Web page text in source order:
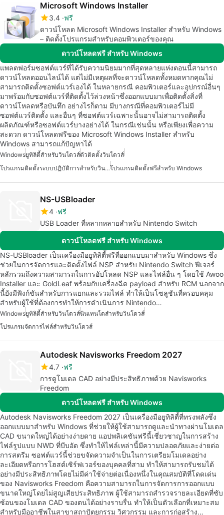
Microsoft Windows Installer
3.4 ฟรี
ดาวน์โหลด Microsoft Windows Installer สำหรับ Windows
– ติดตั้งโปรแกรมสำหรับคอมพิวเตอร์ของคุณ
ดาวน์โหลดฟรี สำหรับ Windows
แพลตฟอร์มซอฟต์แวร์ที่ได้รับความนิยมมากที่สุดหลายแห่งตอนนี้สามารถ
ดาวน์โหลดออนไลน์ได้ แต่ไม่มีเหตุผลที่จะดาวน์โหลดทั้งหมดหากคุณไม่
สามารถติดตั้งซอฟต์แวร์เองได้ ในหลายกรณี คอมพิวเตอร์และอุปกรณ์อื่นๆ
มาพร้อมกับซอฟต์แวร์ที่ติดตั้งไว้ล่วงหน้าซึ่งออกแบบมาเพื่อติดตั้งสิ่งที่
ดาวน์โหลดหรือบันทึก อย่างไรก็ตาม มีบางกรณีที่คอมพิวเตอร์ไม่มี
ซอฟต์แวร์ติดตั้ง และอื่นๆ ที่ซอฟต์แวร์เฉพาะนั้นอาจไม่สามารถติดตั้ง
ผลิตภัณฑ์หรือซอฟต์แวร์บางอย่างได้ ในกรณีเช่นนั้น หรือเพียงเพื่อความ
สะดวก ดาวน์โหลดฟรีของ Microsoft Windows Installer สำหรับ
Windows สามารถแก้ปัญหาได้
Windowsยูทิลิตี้สำหรับวินโดวส์ตัวติดตั้งวินโดวส์
โปรแกรมติดตั้งระบบปฏิบัติการสำหรับวินโดวส์โปรแกรมติดตั้งฟรีสำหรับ Windows
NS-USBloader
4 ฟรี
USB Loader ที่หลากหลายสำหรับ Nintendo Switch
ดาวน์โหลดฟรี สำหรับ Windows
NS-USBloader เป็นเครื่องมือยูทิลิตี้ฟรีที่ออกแบบมาสำหรับ Windows ซึ่ง
ช่วยในการจัดการและติดตั้งไฟล์ NSP สำหรับ Nintendo Switch ฟีเจอร์
หลักรวมถึงความสามารถในการอัปโหลด NSP และไฟล์อื่น ๆ โดยใช้ Awoo
Installer และ GoldLeaf พร้อมกับเครื่องฉีด payload สำหรับ RCM นอกจาก
นี้ยังมีฟังก์ชันสำหรับการแยกและรวมไฟล์ ทำให้เป็นโซลูชันที่ครอบคลุม
สำหรับผู้ใช้ที่ต้องการทำให้การดำเนินการ Nintendo…
Windowsยูทิลิตี้สำหรับวินโดวส์นินเทนโดสำหรับวินโดวส์
โปรแกรมจัดการไฟล์สำหรับวินโดวส์
Autodesk Navisworks Freedom 2027
4.7 ฟรี
การดูโมเดล CAD อย่างมีประสิทธิภาพด้วย Navisworks
Freedom
ดาวน์โหลดฟรี สำหรับ Windows
Autodesk Navisworks Freedom 2027 เป็นเครื่องมือยูทิลิตี้ที่ทรงพลังซึ่ง
ออกแบบมาสำหรับ Windows ที่ช่วยให้ผู้ใช้สามารถดูและนำทางผ่านโมเดล
CAD ขนาดใหญ่ได้อย่างง่ายดาย แอปพลิเคชันฟรีนี้เชี่ยวชาญในการสร้าง
ไฟล์รูปแบบ NWD ที่บีบอัด ซึ่งทำให้ไฟล์เหล่านี้มีความปลอดภัยและง่ายต่อ
การสตรีม ซอฟต์แวร์นี้ช่วยขจัดความจำเป็นในการเตรียมโมเดลอย่าง
ละเอียดหรือการโฮสต์เซิร์ฟเวอร์ของบุคคลที่สาม ทำให้สามารถรับชมได้
อย่างมีประสิทธิภาพโดยไม่มีค่าใช้จ่ายต่อเนื่องหนึ่งในคุณสมบัติที่โดดเด่น
ของ Navisworks Freedom คือความสามารถในการจัดการการออกแบบ
ขนาดใหญ่โดยไม่สูญเสียประสิทธิภาพ ผู้ใช้สามารถสำรวจรายละเอียดที่ซับ
ซ้อนของโมเดล CAD ของตนได้อย่างราบรื่น ทำให้เป็นตัวเลือกที่เหมาะสม
สำหรับมืออาชีพในสาขาสถาปัตยกรรม วิศวกรรม และการก่อสร้าง…